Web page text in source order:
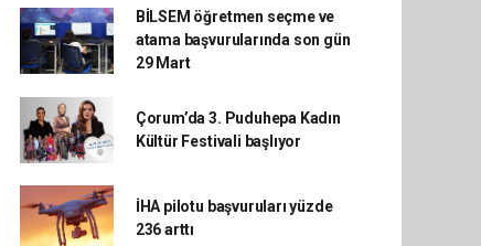
BİLSEM öğretmen seçme ve
atama başvurularında son gün
29 Mart
Çorum’da 3. Puduhepa Kadın
Kültür Festivali başlıyor
İHA pilotu başvuruları yüzde
236 arttı